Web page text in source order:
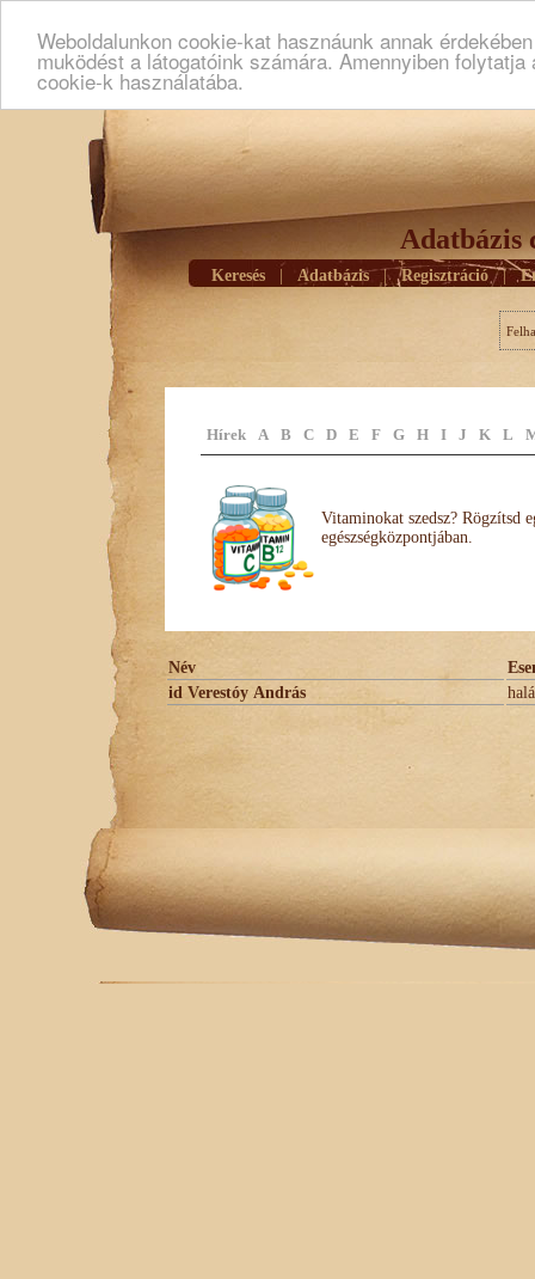
Weboldalunkon cookie-kat hasznáunk annak
muködést a látogatóink számára. Amennyiben
cookie-k használatába.
Adatbázis
Keresés Adatbázis | Regisztráció |
Hírek A B C D E F G H I J K L
Vitaminokat szedsz? Rögzítsd
egészségközpontjában.
Név
id Verestóy András